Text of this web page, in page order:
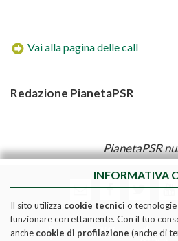
Vai alla pagina delle call
Redazione PianetaPSR
PianetaPSR
INFORMATIVA
Il sito utilizza cookie tecnici o
funzionare correttamente. Con il tuo
anche cookie di profilazione (anche di